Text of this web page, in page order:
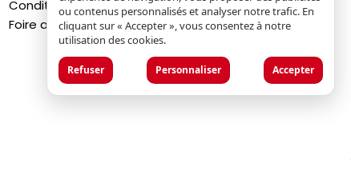
Conditions générales d'utilisation
Foire aux questions (FAQ)
ou contenus personnalisés et analyser notre trafic. En
cliquant sur « Accepter », vous consentez à notre
utilisation des cookies.
Refuser Personnaliser Accepter